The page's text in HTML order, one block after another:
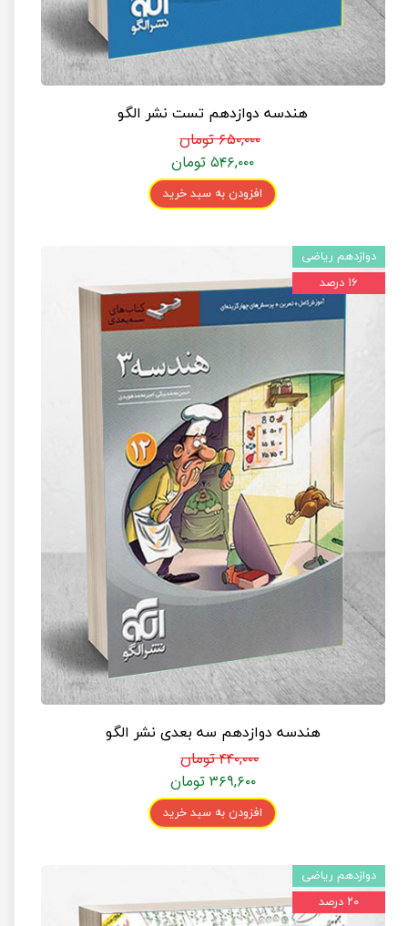
هندسه دوازدهم تست نشر الگو
۶۵۰,۰۰۰ تومان
۵۴۶,۰۰۰ تومان
افزودن به سبد خرید
هندسه دوازدهم سه بعدی نشر الگو
۴۴۰,۰۰۰ تومان
۳۶۹,۶۰۰ تومان
افزودن به سبد خرید
دوازدهم ریاضی
۱۶ درصد
دوازدهم ریاضی
۲۰ درصد